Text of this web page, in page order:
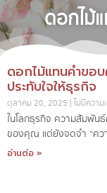
ดอกไม้
ดอกไม้แทนคำขอ
ประทับใจให้ธุรกิจ
ตุลาคม 20, 2025 ไม่มีความ
ในโลกธุรกิจ ความสัมพัน
ของคุณ แต่ยังจดจำ “คว
อ่านต่อ »